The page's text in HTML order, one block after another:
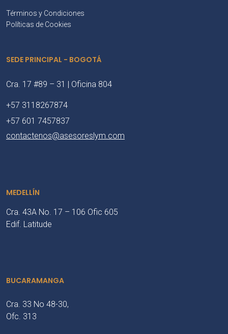
Términos y Condiciones
Políticas de Cookies
SEDE PRINCIPAL - BOGOTÁ
Cra. 17 #89 – 31 | Oficina 804
+57 3118267874
+57 601 7457837
contactenos@asesoreslym.com
MEDELLÍN
Cra. 43A No. 17 – 106 Ofic 605
Edif. Latitude
BUCARAMANGA
Cra. 33 No 48-30,
Ofc. 313